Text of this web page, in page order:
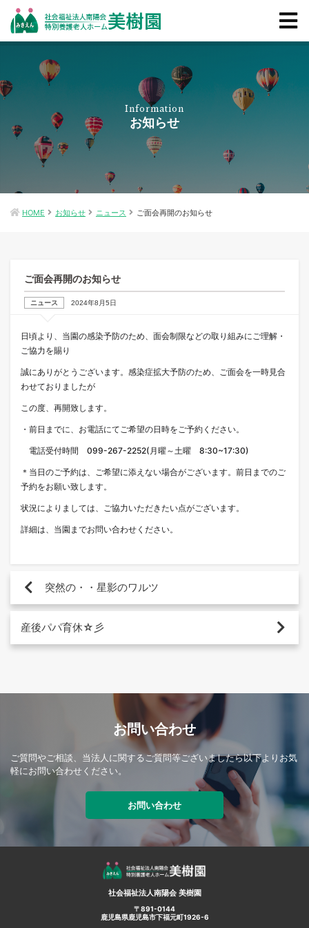
Information
お知らせ
HOME お知らせ ニュース ご面会再開のお知らせ
ご面会再開のお知らせ
ニュース 2024年8月5日
日頃より、当園の感染予防のため、面会制限などの取り組みにご理解・
ご協力を賜り
誠にありがとうございます。感染症拡大予防のため、ご面会を一時見合
わせておりましたが
この度、再開致します。
・前日までに、お電話にてご希望の日時をご予約ください。
電話受付時間 099-267-2252(月曜～土曜 8:30~17:30)
＊当日のご予約は、ご希望に添えない場合がございます。前日までのご
予約をお願い致します。
状況によりましては、ご協力いただきたい点がございます。
詳細は、当園までお問い合わせください。
突然の・・星影のワルツ
産後パパ育休☆彡
お問い合わせ
ご質問やご相談、当法人に関するご質問等ございましたら以下よりお気
軽にお問い合わせください。
お問い合わせ
社会福祉法人南陽会 美樹園
〒891-0144
鹿児島県鹿児島市下福元町1926-6